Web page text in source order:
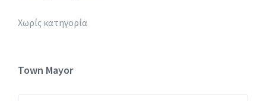
Χωρίς κατηγορία
Town Mayor